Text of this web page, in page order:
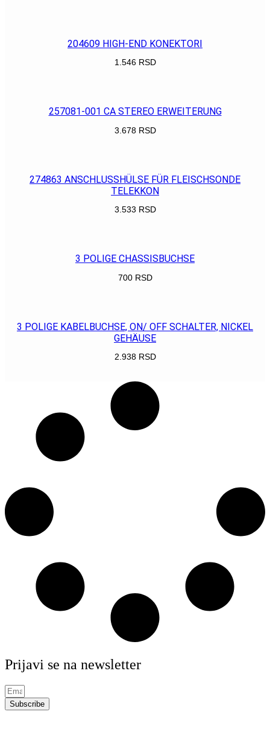
204609 HIGH-END KONEKTORI
1.546 RSD
257081-001 CA STEREO ERWEITERUNG
3.678 RSD
274863 ANSCHLUSSHÜLSE FÜR FLEISCHSONDE
TELEKKON
3.533 RSD
3 POLIGE CHASSISBUCHSE
700 RSD
3 POLIGE KABELBUCHSE, ON/ OFF SCHALTER, NICKEL
GEHÄUSE
2.938 RSD
Prijavi se na newsletter
Subscribe